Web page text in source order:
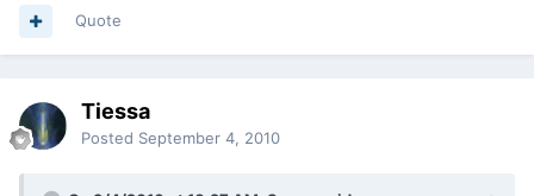
Quote
Tiessa
Posted September 4, 2010